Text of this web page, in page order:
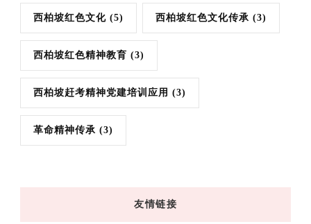
西柏坡红色文化 (5) 西柏坡红色文化传承 (3)
西柏坡红色精神教育 (3)
西柏坡赶考精神党建培训应用 (3)
革命精神传承 (3)
友情链接